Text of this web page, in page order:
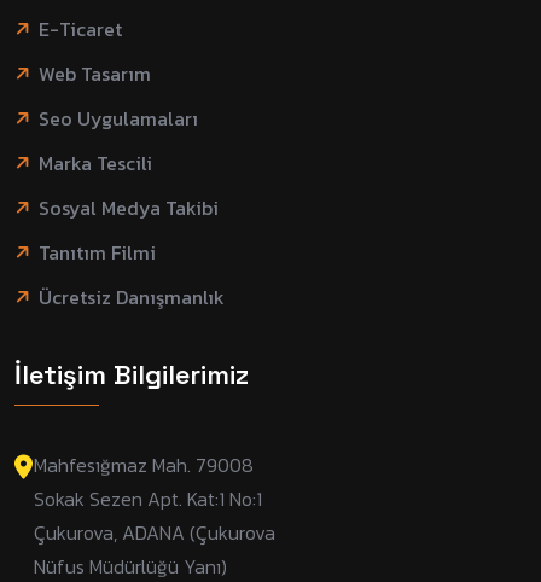
E-Ticaret
Web Tasarım
Seo Uygulamaları
Marka Tescili
Sosyal Medya Takibi
Tanıtım Filmi
Ücretsiz Danışmanlık
İletişim Bilgilerimiz
Mahfesığmaz Mah. 79008
Sokak Sezen Apt. Kat:1 No:1
Çukurova, ADANA (Çukurova
Nüfus Müdürlüğü Yanı)